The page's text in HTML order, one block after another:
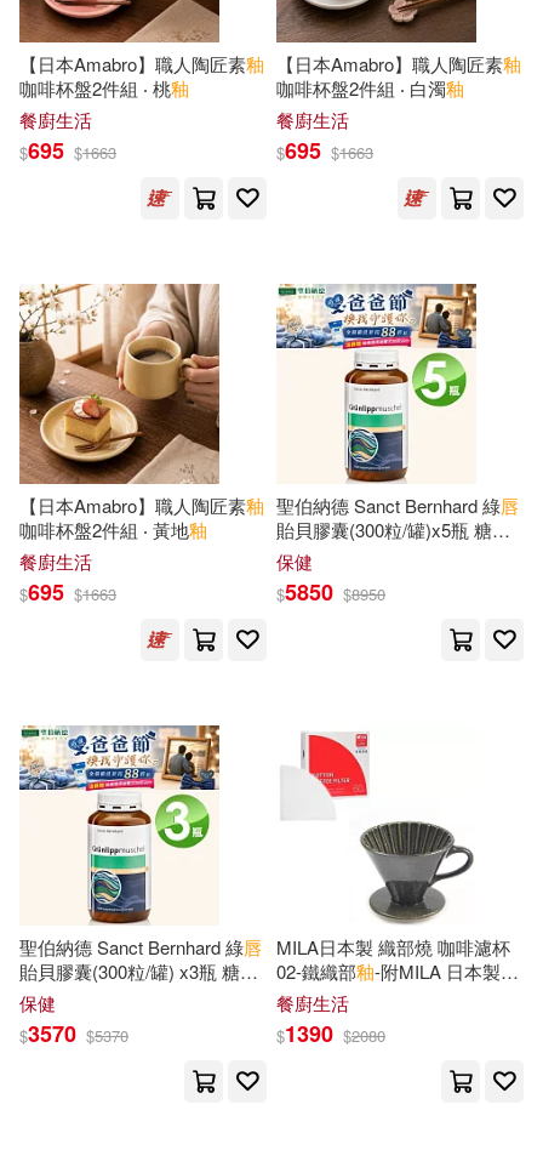
Romande(1) SSINNIM(1)
STEFAN GRESS(1)
Stanley(1)
Suparna (CON)/ Coles(1)
Tatada Yoshio(1)
Temporini(1)
Valk(1) Vivian(1)
Watson(1) Wolfgang(1)
[美]魯塞 主編(1)
matsuo isami(1)
《北京文物鑒賞》編委會 編(1)
「海洋夢」系列叢書編委會編(1)
あさ飯(1) オムニバス(1)
トミヤマ(1) ロクロイチ(1)
丁啟陣(1)
harmonia mundi(1) ilogos(1)
三聯(1)
上海人民美術出版社(1)
中國文史出版社(1)
中國民族攝影藝術出版社(1)
中國社會科學出版社(1)
中國言實出版社(1)
中國農業大學出版社(1)
中華教育(1)
中醫古籍出版社(1)
亞神音樂(1)
位佳(1) 化學工業出版社(1)
北京理工大學出版社(1)
【日本Amabro】職人陶匠素釉
咖啡杯盤2件組 ‧ 桃釉
餐廚生活
$695 $1663
【日本Amabro】職人陶匠素釉
咖啡杯盤2件組 ‧ 白濁釉
餐廚生活
$695 $1663
【日本Amabro】職人陶匠素釉
咖啡杯盤2件組 ‧ 黃地釉
餐廚生活
$695 $1663
聖伯納德 Sanct Bernhard 綠唇
貽貝膠囊(300粒/罐)x5瓶 糖胺
聚醣 GAG
保健
$5850 $8950
聖伯納德 Sanct Bernhard 綠唇
貽貝膠囊(300粒/罐) x3瓶 糖胺
聚醣 GAG-原 德國百年草本
保健
$3570 $5370
MILA日本製 織部燒 咖啡濾杯
02-鐵織部釉-附MILA 日本製棉
質漂白濾紙錐形02(60枚入)
餐廚生活
$1390 $2080